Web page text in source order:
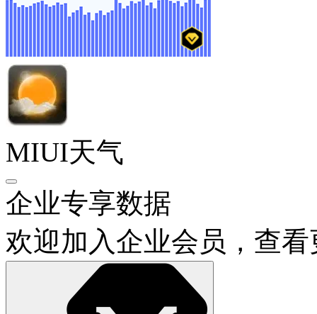
MIUI天气
企业专享数据
欢迎加入企业会员，查